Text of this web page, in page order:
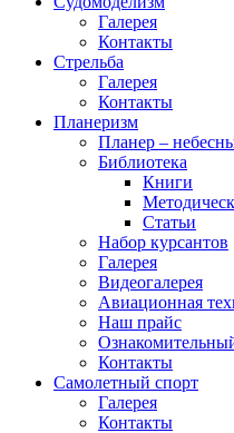
Галерея
Контакты
Стрельба
Галерея
Контакты
Планеризм
Планер –
Библиотека
Книги
Статьи
Набор курсантов
Галерея
Видеогалерея
Авиационная
Наш прайс
Контакты
Самолетный спорт
Галерея
Контакты